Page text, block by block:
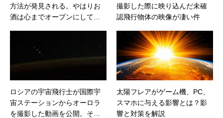
方法が発見される。やはりお
酒は心までオープンにしてく
撮影した際に映り込んだ未確
認飛行物体の映像が凄い件
ロシアの宇宙飛行士が国際宇
宙ステーションからオーロラ
を撮影した動画を公開。その
太陽フレアがゲーム機、PC、
スマホに与える影響とは？影
響と対策を解説